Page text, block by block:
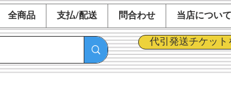
全商品 支払/配送 問合わせ 当店について
代引発送チケッ